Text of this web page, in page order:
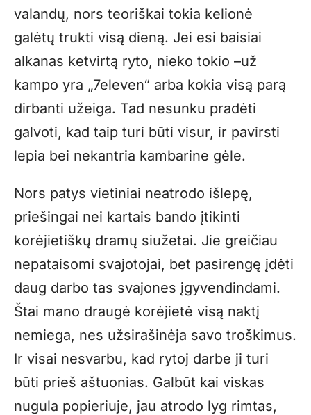
valandų, nors teoriškai tokia kelionė
galėtų trukti visą dieną. Jei esi baisiai
alkanas ketvirtą ryto, nieko tokio –už
kampo yra „7eleven“ arba kokia visą parą
dirbanti užeiga. Tad nesunku pradėti
galvoti, kad taip turi būti visur, ir pavirsti
lepia bei nekantria kambarine gėle.
Nors patys vietiniai neatrodo išlepę,
priešingai nei kartais bando įtikinti
korėjietiškų dramų siužetai. Jie greičiau
nepataisomi svajotojai, bet pasirengę įdėti
daug darbo tas svajones įgyvendindami.
Štai mano draugė korėjietė visą naktį
nemiega, nes užsirašinėja savo troškimus.
Ir visai nesvarbu, kad rytoj darbe ji turi
būti prieš aštuonias. Galbūt kai viskas
nugula popieriuje, jau atrodo lyg rimtas,